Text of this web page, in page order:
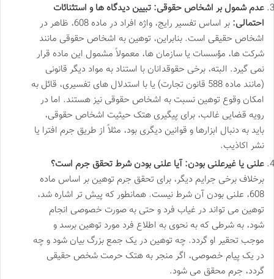
عدم شمول بر اشخاص حقوقی: تبیین دیدگاه ها و استثنائات
احتمالی:
بر اساس تفسیر رایج، واژه افراد در ماده 608، ظاهر در
اشخاص حقیقی است. بنابراین، توهین به اشخاص حقوقی مانند
شرکت ها، مؤسسات یا سازمان ها، معمولاً مشمول این ماده قرار
نمی گیرد. البته، برخی حقوقدانان با استناد به مواد دیگر قانونی
(مانند ماده 588 قانون تجارت) یا با استدلال های تفسیری، قائل به
امکان وقوع توهین نسبت به اشخاص حقوقی نیز هستند. اما در
رویه قضایی غالب، برای پیگیری هتک حیثیت اشخاص حقوقی،
باید به دنبال ابزارها و قوانین دیگری بود، مثلاً از طریق جرم افترا یا
نشر اکاذیب.
علنی یا غیرعلنی بودن: آیا علنی بودن شرط تحقق جرم است؟
برخلاف برخی جرایم دیگر، برای تحقق جرم توهین بر اساس ماده
608، علنی بودن آن شرط نیست. همانطور که پیش تر اشاره شد،
توهین می تواند در غیاب فرد و حتی به صورت خصوصی انجام
شود، به شرطی که به نحوی به اطلاع فرد مورد توهین برسد و
موجب تحقیر او گردد. چه توهین در یک جمع بزرگ بیان شود و چه
در یک پیام خصوصی، اگر منجر به هتک حرمت شخص حقیقی
گردد، جرم محقق می شود.